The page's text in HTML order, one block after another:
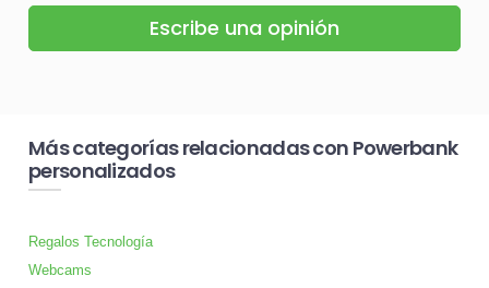
Escribe una opinión
Más categorías relacionadas con Powerbank
personalizados
Regalos Tecnología
Webcams